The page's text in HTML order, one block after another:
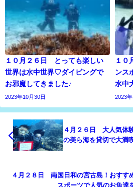
１０月２６日 とっても楽しい
世界は水中世界♡ダイビングで
お邪魔してきました♪
2023年10月30日
１０
ンス
水中
2023
４月２６日 大人気体
の美ら海を貸切で大満
４月２８日 南国日和の宮古島！おすす
スポーツで人気のお魚達